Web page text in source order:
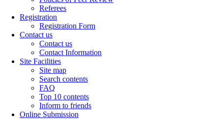
Referees
Registration
Registration Form
Contact us
Contact us
Contact Information
Site Facilities
Site map
Search contents
FAQ
Top 10 contents
Inform to friends
Online Submission